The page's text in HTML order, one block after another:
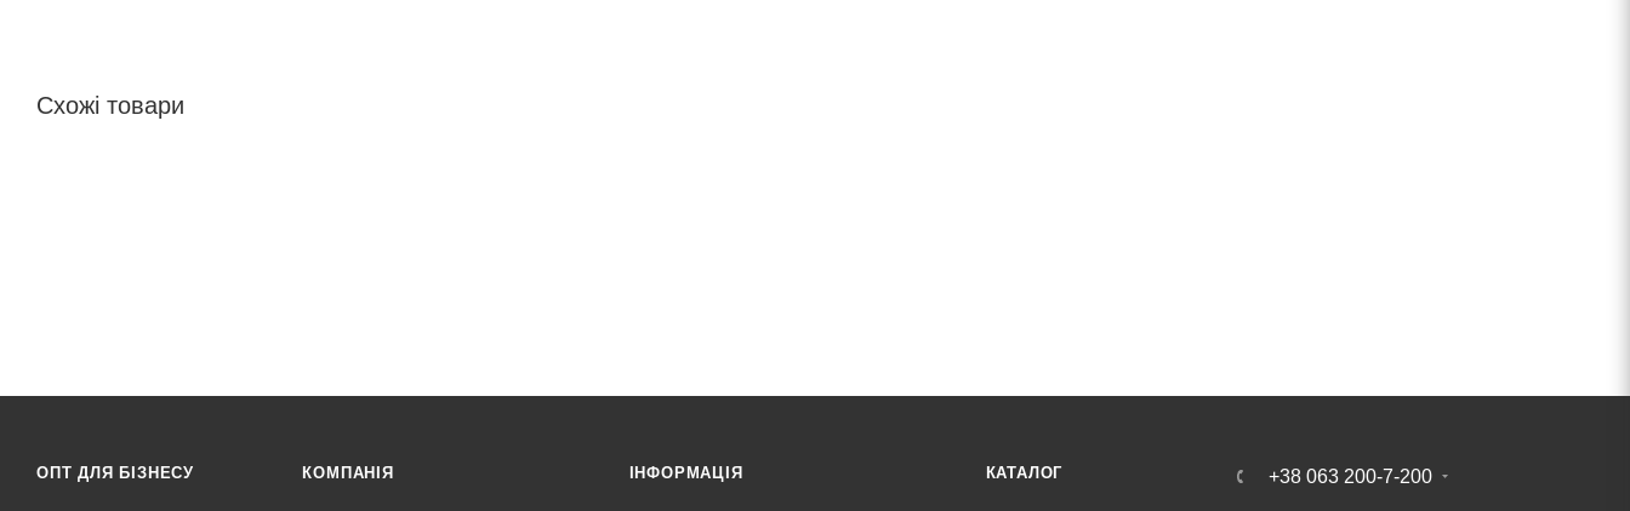
Схожі товари
ОПТ ДЛЯ БІЗНЕСУ КОМПАНІЯ ІНФОРМАЦІЯ КАТАЛОГ +38 063 200-7-200